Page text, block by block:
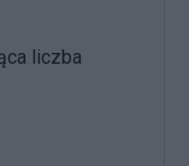
liczba